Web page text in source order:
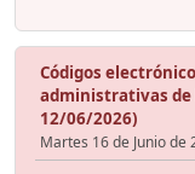
Códigos
administrativas de
12/06/2026)
Martes 16 de Junio de